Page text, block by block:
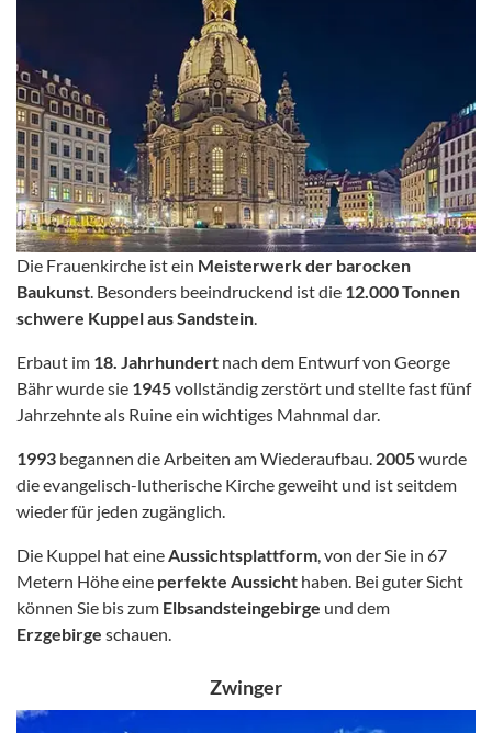
Die Frauenkirche ist ein Meisterwerk der barocken
Baukunst. Besonders beeindruckend ist die 12.000 Tonnen
schwere Kuppel aus Sandstein.
Erbaut im 18. Jahrhundert nach dem Entwurf von George
Bährwurde sie 1945vollständig zerstört und stellte fast fünf
Jahrzehnte als Ruine ein wichtiges Mahnmal dar.
1993 begannen die Arbeiten am Wiederaufbau. 2005wurde
die evangelisch-lutherische Kirche geweiht und ist seitdem
wieder für jeden zugänglich.
Die Kuppel hat eineAussichtsplattform, von der Sie in 67
Metern Höhe eine perfekte Aussicht haben. Bei guter Sicht
können Sie bis zum Elbsandsteingebirge und dem
Erzgebirge schauen.
Zwinger